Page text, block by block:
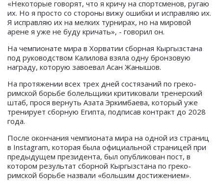
«Некоторые говорят, что я кричу на спортсменов, ругаю
их. Но я просто со стороны вижу ошибки и исправляю их.
Я исправляю их на мелких турнирах, но на мировой
арене я уже не буду кричать», - говорил он.
На чемпионате мира в Хорватии сборная Кыргызстана
под руководством Калилова взяла одну бронзовую
награду, которую завоевал Асан Жанышов.
На протяжении всех трех дней состязаний по греко-
римской борьбе болельщики критиковали тренерский
штаб, прося вернуть Азата Эркимбаева, который уже
тренирует сборную Египта, подписав контракт до 2028
года.
После окончания чемпионата мира на одной из страниц
в Instagram, которая была официальной страницей при
предыдущем президента, был опубликован пост, в
котором результат сборной Кыргызстана по греко-
римской борьбе назвали «большим достижением».